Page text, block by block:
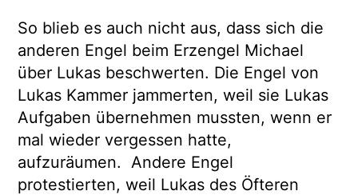
So blieb es auch nicht aus, dass sich die
anderen Engel beim Erzengel Michael
über Lukas beschwerten. Die Engel von
Lukas Kammer jammerten, weil sie Lukas
Aufgaben übernehmen mussten, wenn er
mal wieder vergessen hatte,
aufzuräumen. Andere Engel
protestierten, weil Lukas des Öfteren